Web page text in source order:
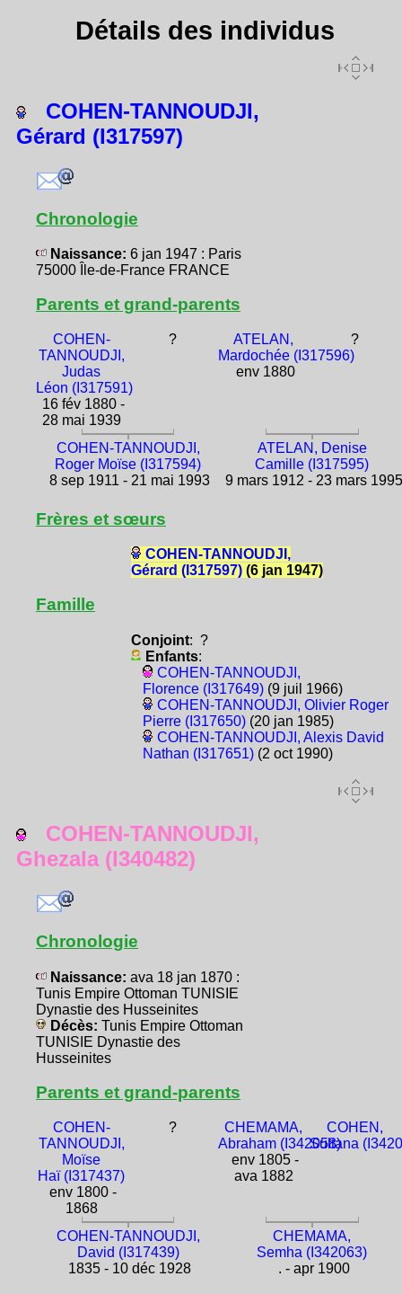
Détails des individus
COHEN-TANNOUDJI,
Gérard (I317597)
Chronologie
Naissance: 6 jan 1947 : Paris
75000 Île-de-France FRANCE
Parents et grand-parents
COHEN-
TANNOUDJI,
Judas
Léon (I317591)
16 fév 1880 -
28 mai 1939
?
ATELAN,
Mardochée (I317596)
env 1880
?
COHEN-TANNOUDJI,
Roger Moïse (I317594)
8 sep 1911 - 21 mai 1993
ATELAN, Denise
Camille (I317595)
9 mars 1912 - 23 mars 1995
Frères et sœurs
COHEN-TANNOUDJI,
Gérard (I317597)(6 jan 1947)
Famille
Conjoint: ?
Enfants:
COHEN-TANNOUDJI,
Florence (I317649)(9 juil 1966)
COHEN-TANNOUDJI, Olivier Roger
Pierre (I317650)(20 jan 1985)
COHEN-TANNOUDJI, Alexis David
Nathan (I317651)(2 oct 1990)
COHEN-TANNOUDJI,
Ghezala (I340482)
Chronologie
Naissance: ava 18 jan 1870 :
Tunis Empire Ottoman TUNISIE
Dynastie des Husseinites
Décès: Tunis Empire Ottoman
TUNISIE Dynastie des
Husseinites
Parents et grand-parents
COHEN-
TANNOUDJI,
Moïse
Haï (I317437)
env 1800 -
1868
?
CHEMAMA,
Abraham (I342058)
env 1805 -
ava 1882
COHEN,
Sultana
COHEN-TANNOUDJI,
David (I317439)
1835 - 10 déc 1928
CHEMAMA,
Semha (I342063)
. - apr 1900